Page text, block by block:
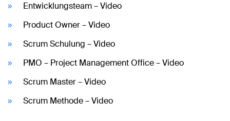
Entwicklungsteam – Video
Product Owner – Video
Scrum Schulung – Video
PMO – Project Management Office – Video
Scrum Master – Video
Scrum Methode – Video